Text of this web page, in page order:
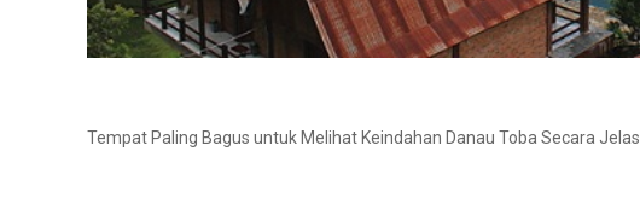
Tempat Paling Bagus untuk Melihat Keindahan Danau Toba Secara Jelas